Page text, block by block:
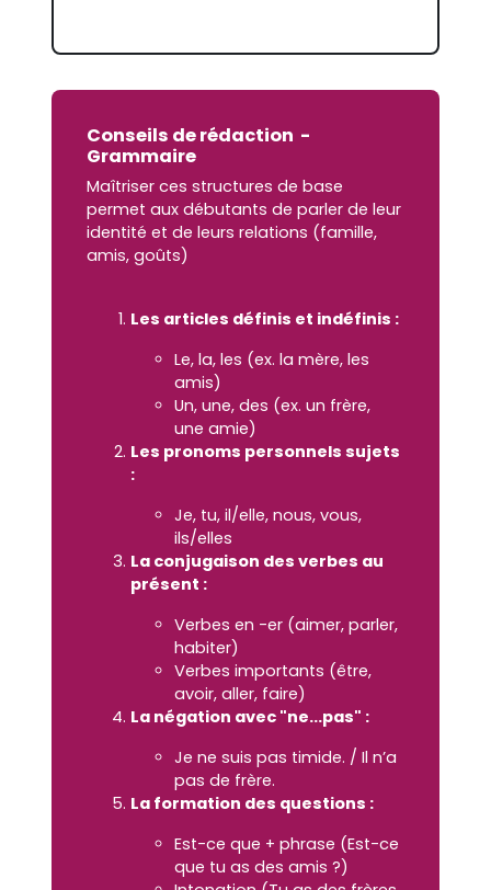
Conseils de rédaction -
Grammaire
Maîtriser ces structures de base
permet aux débutants de parler de leur
identité et de leurs relations (famille,
amis, goûts)
Les articles définis et indéfinis :
Le, la, les (ex. la mère, les
amis)
Un, une, des (ex. un frère,
une amie)
Les pronoms personnels sujets
:
Je, tu, il/elle, nous, vous,
ils/elles
La conjugaison des verbes au
présent :
Verbes en -er (aimer, parler,
habiter)
Verbes importants (être,
avoir, aller, faire)
La négation avec "ne...pas" :
Je ne suis pas timide. / Il n’a
pas de frère.
La formation des questions :
Est-ce que + phrase (Est-ce
que tu as des amis ?)